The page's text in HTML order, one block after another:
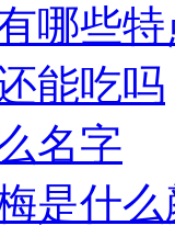
哪些
能吃吗
名字
是什